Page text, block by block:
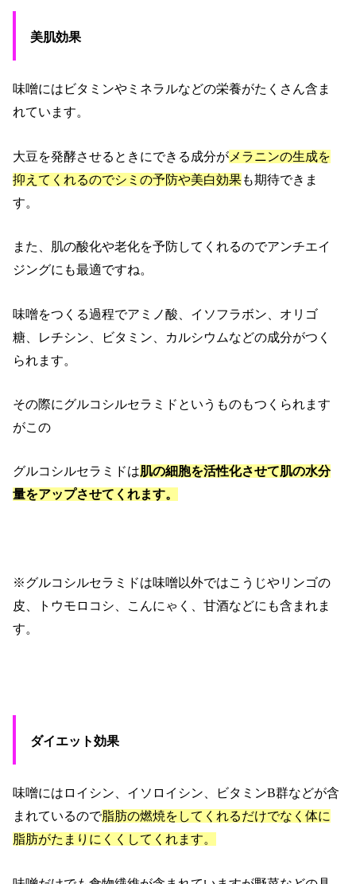
美肌効果
味噌にはビタミンやミネラルなどの栄養がたくさん含ま
れています。
大豆を発酵させるときにできる成分が メラニンの生成を
抑えてくれるのでシミの予防や美白効果も期待できま
す。
また、肌の酸化や老化を予防してくれるのでアンチエイ
ジングにも最適ですね。
味噌をつくる過程でアミノ酸、イソフラボン、オリゴ
糖、レチシン、ビタミン、カルシウムなどの成分がつく
られます。
その際にグルコシルセラミドというものもつくられます
がこの
グルコシルセラミドは肌の細胞を活性化させて肌の水分
量をアップさせてくれます。
※グルコシルセラミドは味噌以外ではこうじやリンゴの
皮、トウモロコシ、こんにゃく、甘酒などにも含まれま
す。
ダイエット効果
味噌にはロイシン、イソロイシン、ビタミンB群などが含
まれているので脂肪の燃焼をしてくれるだけでなく体に
脂肪がたまりにくくしてくれます。